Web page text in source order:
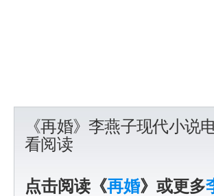
《再婚》李燕子现代小说
看阅读
点击阅读《再婚》或更多